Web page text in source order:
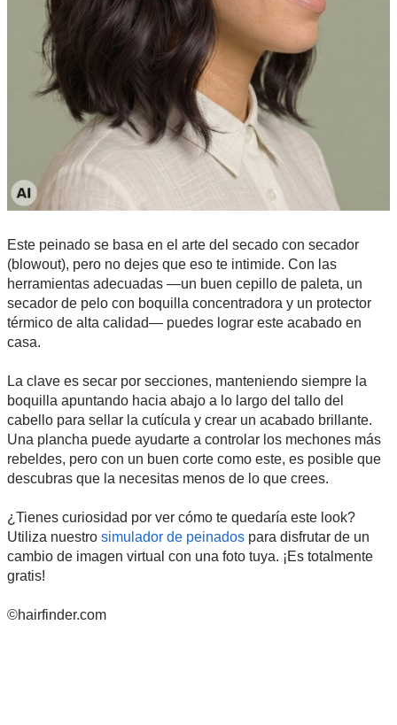
Este peinado se basa en el arte del secado con secador
(blowout), pero no dejes que eso te intimide. Con las
herramientas adecuadas —un buen cepillo de paleta, un
secador de pelo con boquilla concentradora y un protector
térmico de alta calidad— puedes lograr este acabado en
casa.
La clave es secar por secciones, manteniendo siempre la
boquilla apuntando hacia abajo a lo largo del tallo del
cabello para sellar la cutícula y crear un acabado brillante.
Una plancha puede ayudarte a controlar los mechones más
rebeldes, pero con un buen corte como este, es posible que
descubras que la necesitas menos de lo que crees.
¿Tienes curiosidad por ver cómo te quedaría este look?
Utiliza nuestro simulador de peinados para disfrutar de un
cambio de imagen virtual con una foto tuya. ¡Es totalmente
gratis!
©hairfinder.com